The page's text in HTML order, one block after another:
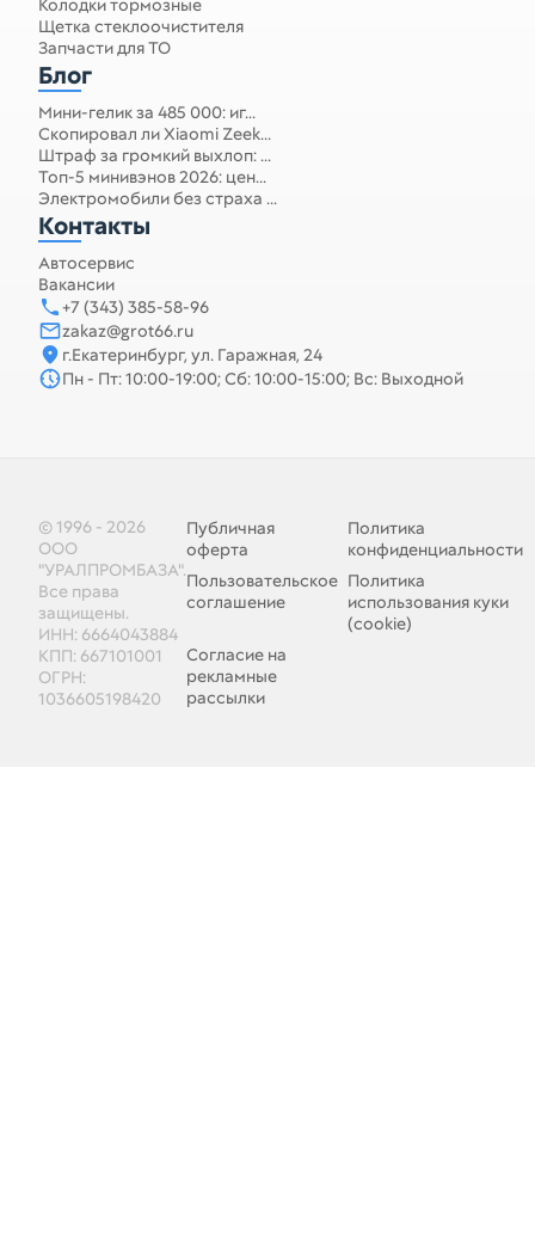
Колодки тормозные
Щетка стеклоочистителя
Запчасти для ТО
Блог
Мини-гелик за 485 000: иг...
Скопировал ли Xiaomi Zeek...
Штраф за громкий выхлоп: ...
Топ-5 минивэнов 2026: цен...
Электромобили без страха ...
Контакты
Автосервис
Вакансии
+7 (343) 385-58-96
zakaz@grot66.ru
г.Екатеринбург, ул. Гаражная, 24
Пн - Пт: 10:00-19:00; Сб: 10:00-15:00; Вс: Выходной
© 1996 - 2026
ООО
"УРАЛПРОМБАЗА".
Все права
защищены.
ИНН: 6664043884
КПП: 667101001
ОГРН:
1036605198420
Публичная
оферта
Политика
конфиденциальности
Пользовательское
соглашение
Политика
использования куки
(cookie)
Согласие на
рекламные
рассылки